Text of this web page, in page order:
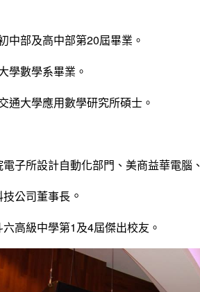
中部及高中部第20屆畢業。
學數學系畢業。
通大學應用數學研究所碩士。
電子所設計自動化部門、美商益華電腦
技公司董事長 。
高級中學第1及4屆傑出校友。